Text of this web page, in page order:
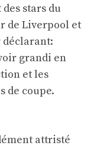
stars du
de Liverpool et
déclarant:
grandi en
et les
de coupe.
attristé